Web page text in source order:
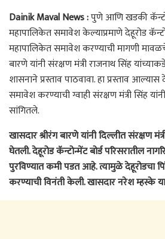
Dainik Maval News :पुणे आणि खडकी
महापालिकेत समावेश केल्याप्रमाणे देहूरोड
महापालिकेत समावेश करण्याची मागणी
बारणे यांनी संरक्षण मंत्री राजनाथ सिंह
शासनाने प्रस्ताव पाठवावा. हा प्रस्ताव
समावेश करण्याची ग्वाही संरक्षण मंत्री सिंह
सांगितले.
खासदार श्रीरंग बारणे यांनी दिल्लीत संरक्षण
घेतली. देहूरोड कॅन्टोन्मेंट बोर्ड परिसरातील
पुरविण्यात कमी पडत आहे. त्यामुळे देहूरोडचा
करण्याची विनंती केली. खासदार नरेश म्हस्के